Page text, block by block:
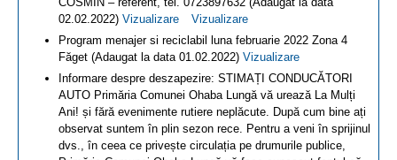
02.02.2022) Vizualizare
Vizualizare
Program menajer si reciclabil luna februarie 2022 Zona 4
Făget (Adaugat la data 01.02.2022) Vizualizare
Informare despre deszapezire: STIMAȚI CONDUCĂTORI
AUTO Primăria Comunei Ohaba Lungă vă urează La Mulți
Ani! și fără evenimente rutiere neplăcute. După cum bine ați
observat suntem în plin sezon rece. Pentru a veni în sprijinul
dvs., în ceea ce privește circulația pe drumurile publice,